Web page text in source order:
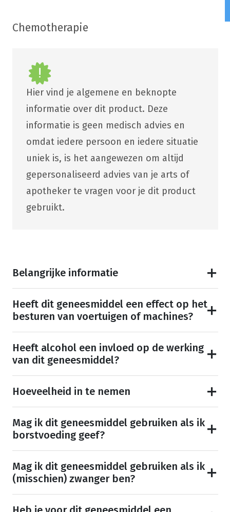
Chemotherapie
Hier vind je algemene en beknopte
informatie over dit product. Deze
informatie is geen medisch advies en
omdat iedere persoon en iedere situatie
uniek is, is het aangewezen om altijd
gepersonaliseerd advies van je arts of
apotheker te vragen voor je dit product
gebruikt.
Belangrijke informatie
Heeft dit geneesmiddel een effect op het
besturen van voertuigen of machines?
Heeft alcohol een invloed op de werking
van dit geneesmiddel?
Hoeveelheid in te nemen
Mag ik dit geneesmiddel gebruiken als ik
borstvoeding geef?
Mag ik dit geneesmiddel gebruiken als ik
(misschien) zwanger ben?